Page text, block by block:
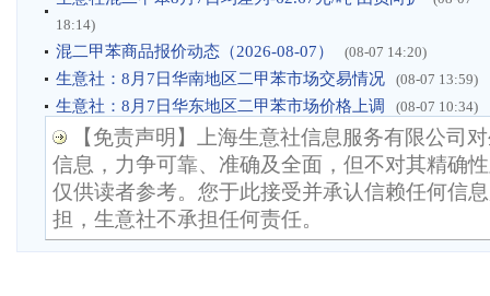
18:14)
混二甲苯商品报价动态（2026-08-07） (08-07 14:20)
生意社：8月7日华南地区二甲苯市场交易情况 (08-07 13:59)
生意社：8月7日华东地区二甲苯市场价格上调 (08-07 10:34)
【免责声明】上海生意社信息服务有限公司
信息，力争可靠、准确及全面，但不对其精确
仅供读者参考。您于此接受并承认信赖任何信
担，生意社不承担任何责任。